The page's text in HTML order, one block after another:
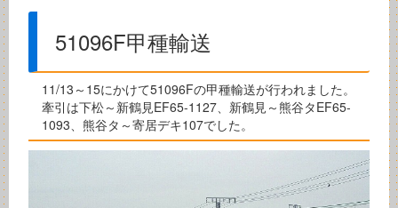
51096F甲種輸送
11/13～15にかけて51096Fの甲種輸送が行われました。
牽引は下松～新鶴見EF65-1127、新鶴見～熊谷タEF65-
1093、熊谷タ～寄居デキ107でした。